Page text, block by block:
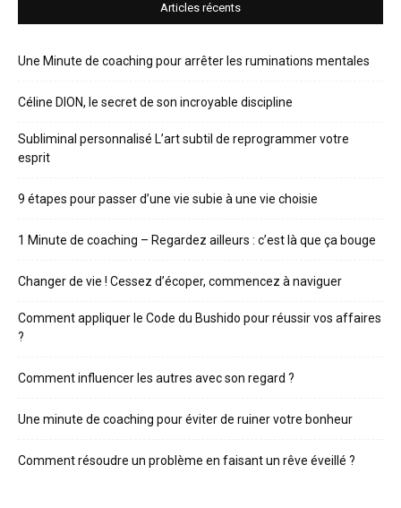
Articles récents
Une Minute de coaching pour arrêter les ruminations mentales
Céline DION, le secret de son incroyable discipline
Subliminal personnalisé L’art subtil de reprogrammer votre
esprit
9 étapes pour passer d’une vie subie à une vie choisie
1 Minute de coaching – Regardez ailleurs : c’est là que ça bouge
Changer de vie ! Cessez d’écoper, commencez à naviguer
Comment appliquer le Code du Bushido pour réussir vos affaires
?
Comment influencer les autres avec son regard ?
Une minute de coaching pour éviter de ruiner votre bonheur
Comment résoudre un problème en faisant un rêve éveillé ?